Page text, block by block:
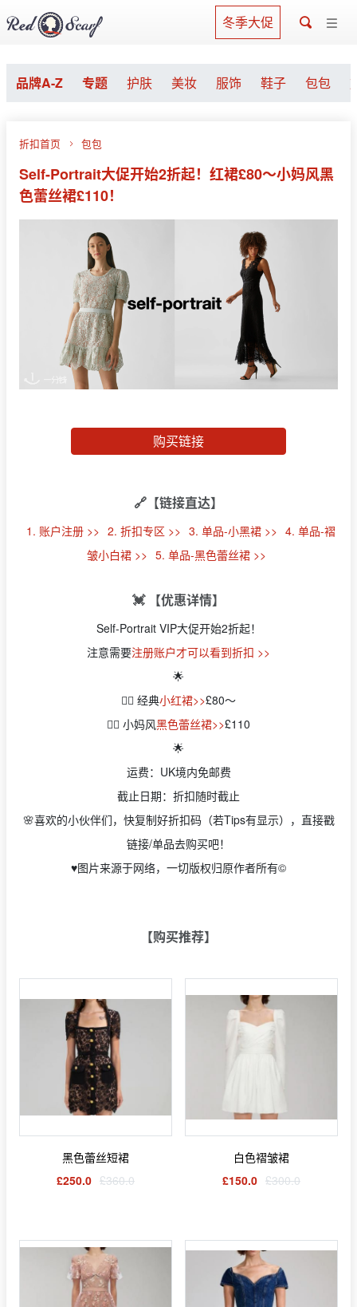
冬季大促
品牌A-Z 专题 护肤 美妆 服饰 鞋子 包包
折扣首页 包包
Self-Portrait大促开始2折起！红裙£80～小妈风黑
色蕾丝裙£110！
购买链接
🔗【链接直达】
1. 账户注册 >> 2. 折扣专区 >> 3. 单品-小黑裙 >> 4. 单品-褶
皱小白裙 >> 5. 单品-黑色蕾丝裙 >>
💓 【优惠详情】
Self-Portrait VIP大促开始2折起！
注意需要注册账户才可以看到折扣 >>
🌟
👉🏻 经典小红裙>>£80～
👉🏻 小妈风黑色蕾丝裙>>£110
🌟
运费：UK境内免邮费
截止日期：折扣随时截止
🌸喜欢的小伙伴们，快复制好折扣码（若Tips有显示），直接戳
链接/单品去购买吧！
♥️图片来源于网络，一切版权归原作者所有©️
【购买推荐】
黑色蕾丝短裙
£250.0 £360.0
白色褶皱裙
£150.0 £300.0